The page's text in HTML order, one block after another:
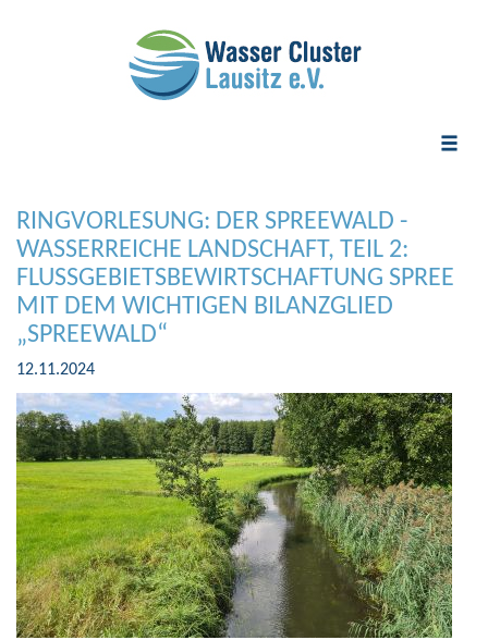
Toggle
RINGVORLESUNG: DER SPREEWALD -
WASSERREICHE LANDSCHAFT, TEIL 2:
FLUSSGEBIETSBEWIRTSCHAFTUNG SPREE
MIT DEM WICHTIGEN BILANZGLIED
„SPREEWALD“
12.11.2024